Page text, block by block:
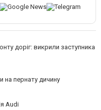
доріг: викрили заступника
на пернату дичину
Audi